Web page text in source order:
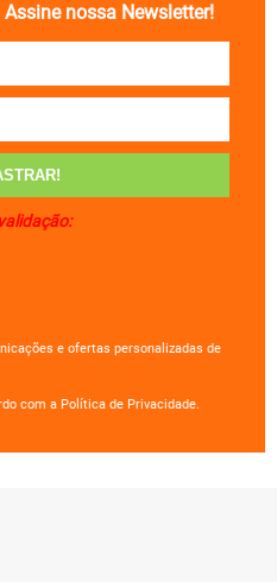
nossa Newsletter!
e ofertas personalizadas de
com a Política de Privacidade.